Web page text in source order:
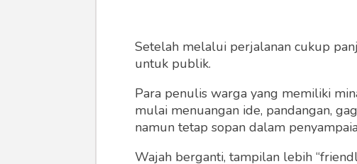
Setelah melalui perjalanan cukup
untuk publik.
Para penulis warga yang memiliki
mulai menuangan ide, pandangan,
namun tetap sopan dalam
Wajah berganti, tampilan lebih